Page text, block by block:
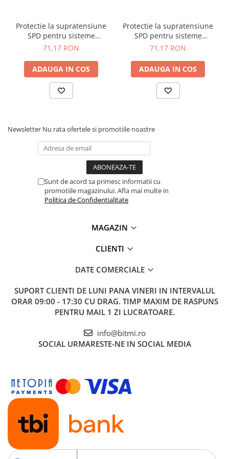
SPD, TAXNELE TXSD-40KA-
2P-1000V:
Tip:Protector de supratensiune
Material:material PC ignifug
Curent nominal de descarcare:
Curent maxim de descarcare:
Temperatura de lucru:-40℃ / - 80℃
Timp de actiune:<25Ns
Nr. poli:2
Ce contine cutia?
1x Protectie la supratensiune SPD pentru sisteme
fotovoltaice, TAXNELE TXSD-40KA-2P-1000V
Protectie la supratensiune
SPD pentru sisteme
fotovoltaice, 600V DC,
71,17 RON
ADAUGA IN COS
Protectie la supratensiune
SPD pentru sisteme
fotovoltaice, 1000V DC,
71,17 RON
ADAUGA IN COS
Newsletter Nu rata ofertele si promotiile noastre
Sunt de acord sa primesc informatii cu
promotiile magazinului. Afla mai multe in
Politica de Confidentialitate
MAGAZIN
CLIENTI
DATE COMERCIALE
SUPORT CLIENTI DE LUNI PANA VINERI IN INTERVALUL
ORAR 09:00 - 17:30 CU DRAG. TIMP MAXIM DE RASPUNS
PENTRU MAIL 1 ZI LUCRATOARE.
info@bitmi.ro
SOCIAL URMARESTE-NE IN SOCIAL MEDIA